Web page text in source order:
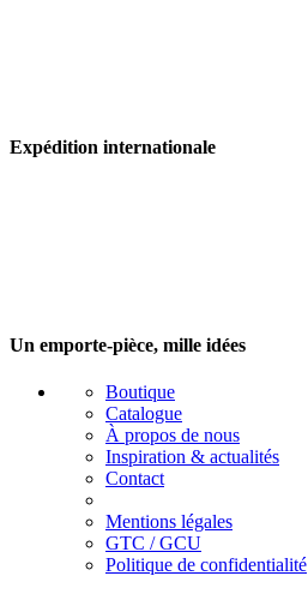
Expédition internationale
Un emporte-pièce, mille idées
Boutique
Catalogue
À propos de nous
Inspiration & actualités
Contact
Mentions légales
GTC / GCU
Politique de confidentialité